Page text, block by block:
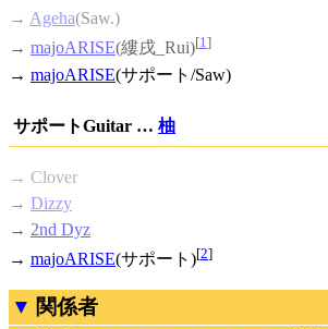
→ Ageha(Saw.)
→ majoARISE(縷戌_Rui)[1]
→ majoARISE(サポート/Saw)
サポートGuitar … 柚
→ Clover
→ Dizzy
→ 2nd Dyz
→ majoARISE(サポート)[2]
関係者